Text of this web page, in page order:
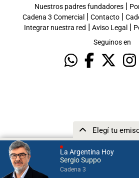
La Argentina Hoy
Sergio Suppo
Cadena 3
Elegí tu
Nuestros padres fundadores|
Cadena 3 Comercial | Contacto|
Integrar nuestra red | Aviso Legal |
Seguinos en